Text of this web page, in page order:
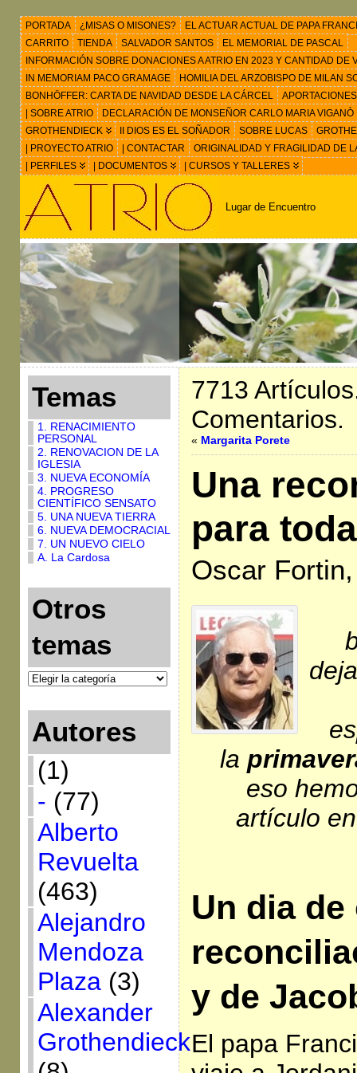
PORTADA ¿MISAS O MISONES?
EL ACTUAR ACTUAL DE PAPA
CARRITO
TIENDA SALVADOR SANTOS
EL MEMORIAL DE PASCAL
INFORMACIÓN SOBRE DONACIONES A ATRIO EN 2023 Y CANTIDAD
IN MEMORIAM PACO GRAMAGE
HOMILIA DEL ARZOBISPO DE MILAN
BONHÖFFER: CARTA DE NAVIDAD DESDE LA CÁRCEL
| SOBRE ATRIO
DECLARACIÓN DE MONSEÑOR CARLO MARIA VIGANÒ
GROTHENDIECK
II DIOS ES EL SOÑADOR SOBRE LUCAS
| PROYECTO ATRIO
| CONTACTAR
ORIGINALIDAD Y FRAGILIDAD DE
| PERFILES
| DOCUMENTOS | CURSOS Y TALLERES
Lugar de Encuentro
Temas
1. RENACIMIENTO
PERSONAL
2. RENOVACION DE LA
IGLESIA
3. NUEVA ECONOMÍA
4. PROGRESO
CIENTÍFICO SENSATO
5. UNA NUEVA TIERRA
6. NUEVA DEMOCRACIAL
7. UN NUEVO CIELO
A. La Cardosa
Otros
temas
Autores
(1)
- (77)
Alberto
Revuelta
(463)
Alejandro
Mendoza
Plaza(3)
Alexander
Grothendieck
7713
Comentarios.
« Margarita Porete
Una
para
Oscar
la
eso
artículo
Un dia
y de
El papa